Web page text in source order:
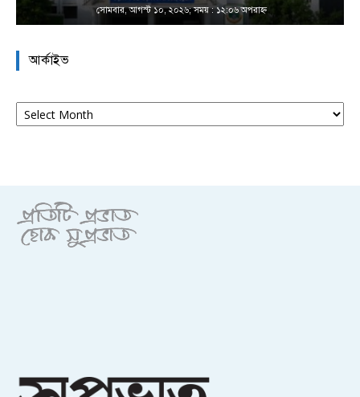
সোমবার, আগস্ট ১০, ২০২৬; সময় : ১২:০৬ অপরাহ্ণ
আর্কাইভ
আর্কাইভ